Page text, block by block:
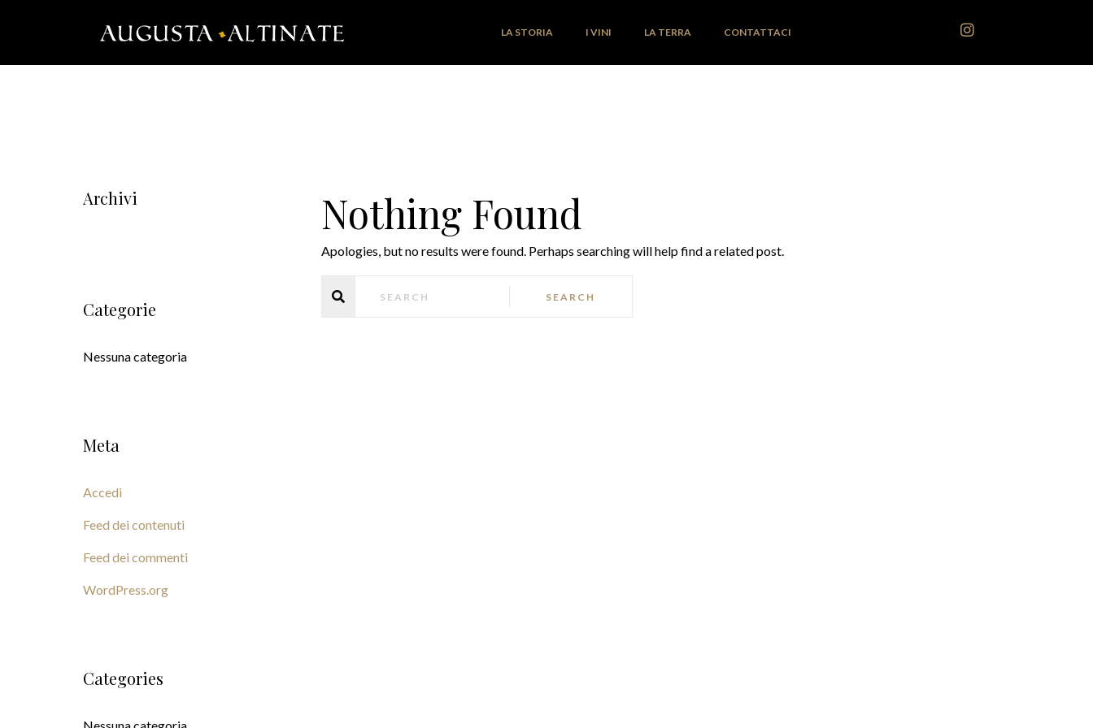
LA STORIA I VINI LA TERRA CONTATTACI
Nothing Found
Apologies, but no results were found. Perhaps searching will help find a related post.
Archivi
Categorie
Nessuna categoria
Meta
Accedi
Feed dei contenuti
Feed dei commenti
WordPress.org
Categories